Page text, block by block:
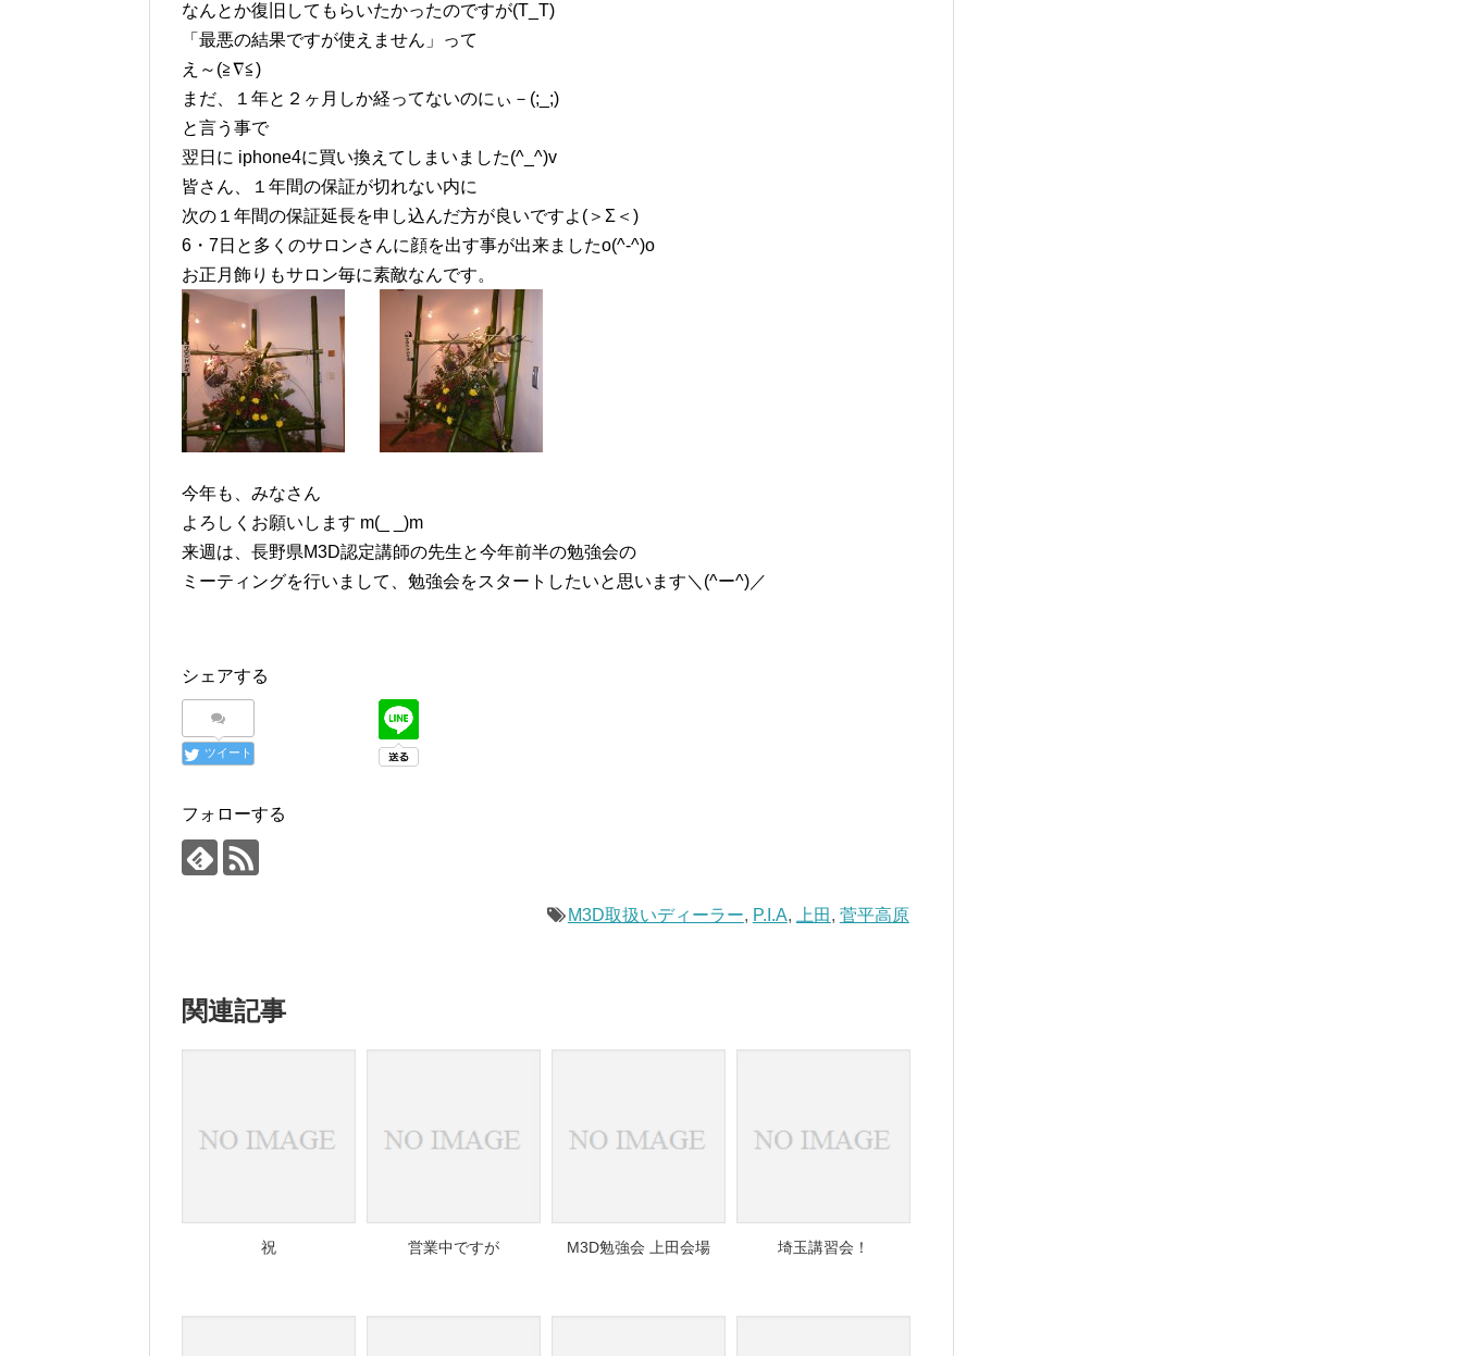
なんとか復旧してもらいたかったのですが(T_T)
「最悪の結果ですが使えません」って
え～(≧∇≦)
まだ、１年と２ヶ月しか経ってないのにぃ－(;_;)
と言う事で
翌日に iphone4に買い換えてしまいました(^_^)v
皆さん、１年間の保証が切れない内に
次の１年間の保証延長を申し込んだ方が良いですよ(＞Σ＜)
6・7日と多くのサロンさんに顔を出す事が出来ましたo(^-^)o
お正月飾りもサロン毎に素敵なんです。
今年も、みなさん
よろしくお願いします m(_ _)m
来週は、長野県M3D認定講師の先生と今年前半の勉強会の
ミーティングを行いまして、勉強会をスタートしたいと思います＼(^ー^)／
シェアする
ツイート
フォローする
M3D取扱いディーラー, P.I.A, 上田 , 菅平高原
関連記事
祝 営業中ですが M3D勉強会 上田会場 埼玉講習会！